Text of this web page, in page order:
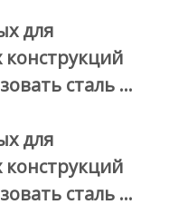
для
конструкций
сталь …
для
конструкций
сталь …